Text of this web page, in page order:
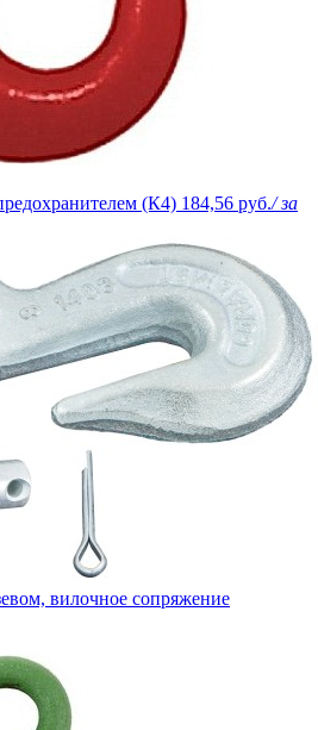
(К4) 184,56 руб./ за
вилочное сопряжение